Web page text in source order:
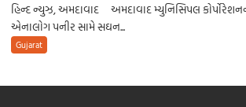
હિન્દ ન્યુઝ, અમદાવાદ અમદાવાદ મ્યુનિસિપલ
એનાલોગ પનીર સામે સઘન...
Gujarat